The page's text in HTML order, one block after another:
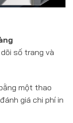
số trang và
một thao
giá chi phí in